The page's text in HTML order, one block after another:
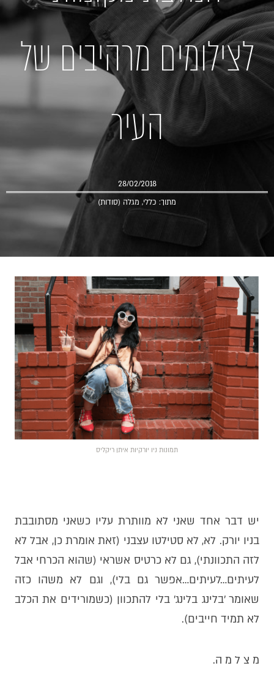
לצילומים מרהיבים של
העיר
28/02/2018
מתוך: כללי, מגלה (סודות)
תמונות ניו יורקיות איתן ריקליס
יש דבר אחד שאני לא מוותרת עליו כשאני מסתובבת
בניו יורק. לא, לא סטילטו עצבני (זאת אומרת כן, אבל לא
לזה התכוונתי), גם לא כרטיס אשראי (שהוא הכרחי אבל
לעיתים…לעיתים…אפשר גם בלי), וגם לא משהו כזה
שאומר ׳בלינג בלינג׳ בלי להתכוון (כשמורידים את הכלב
לא תמיד חייבים).
מ צ ל מ ה.